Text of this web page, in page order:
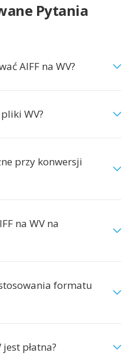
Pytania
AIFF na WV?
WV?
przy konwersji
na WV na
formatu
płatna?